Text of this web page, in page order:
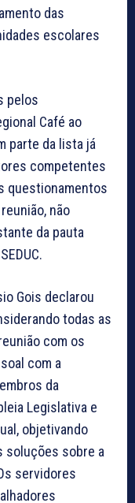
das
escolares
pelos
Café ao
parte da lista já
competentes
questionamentos
não
da pauta
Gois declarou
todas as
com os
com a
da
Legislativa e
objetivando
soluções sobre a
servidores